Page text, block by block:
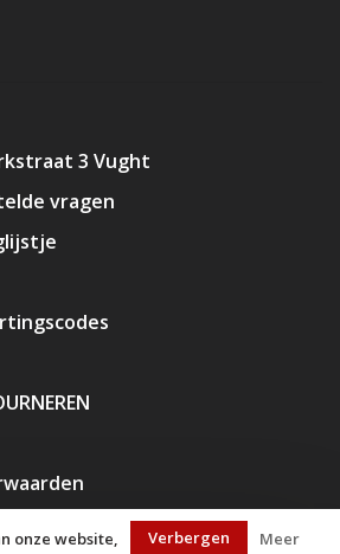
3 Vught
vragen
onze website, Verbergen Meer